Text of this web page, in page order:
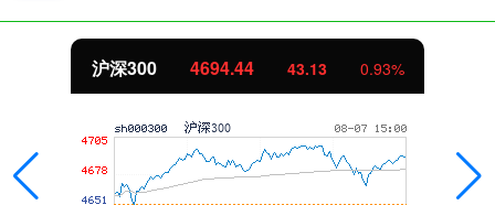
沪深300 4694.44 43.13 0.93%